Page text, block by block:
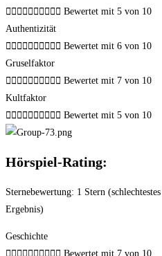
          Bewertet mit 5 von 10
Authentizität
          Bewertet mit 6 von 10
Gruselfaktor
          Bewertet mit 7 von 10
Kultfaktor
          Bewertet mit 5 von 10
Hörspiel-Rating:
Sternebewertung: 1 Stern
Ergebnis)
Geschichte
          Bewertet mit 7 von 10